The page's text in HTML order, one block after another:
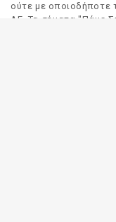
ούτε με οποιοδήποτε
ΑΕ. Τα σήματα "Πάμε